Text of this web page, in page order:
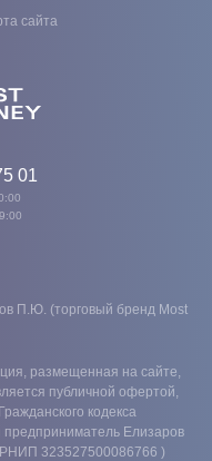
сайта
01
П.Ю. (торговый бренд Most
размещенная на сайте,
публичной офертой,
кодекса
Елизаров
323527500086766 )